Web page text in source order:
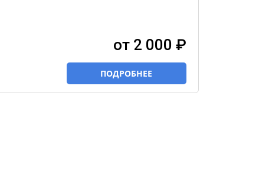
от 2 000 ₽
ПОДРОБНЕЕ